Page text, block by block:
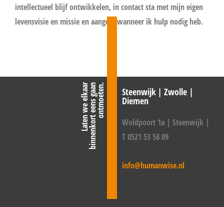
intellectueel blijf ontwikkelen, in contact sta met mijn eigen
levensvisie en missie en aangeef wanneer ik hulp nodig heb.
L
a
t
e
n
w
e
e
l
k
a
a
r
b
i
n
n
e
n
k
o
r
t
e
e
n
s
g
a
a
n
o
n
t
m
o
e
t
e
n . Steenwijk | Zwolle |
Diemen
Woldpoort 1a | Steenwijk |
T 0521 53 58 09
info@humanwise.nl